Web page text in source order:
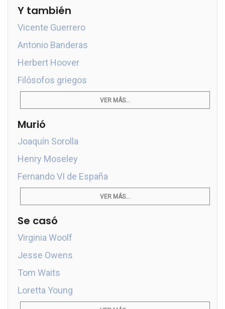
Y también
Vicente Guerrero
Antonio Banderas
Herbert Hoover
Filósofos griegos
VER MÁS...
Murió
Joaquín Sorolla
Henry Moseley
Fernando VI de España
VER MÁS...
Se casó
Virginia Woolf
Jesse Owens
Tom Waits
Loretta Young